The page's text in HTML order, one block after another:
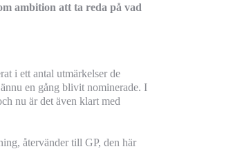
ambition att ta reda på vad
i ett antal utmärkelser de
en gång blivit nominerade. I
nu är det även klart med
återvänder till GP, den här